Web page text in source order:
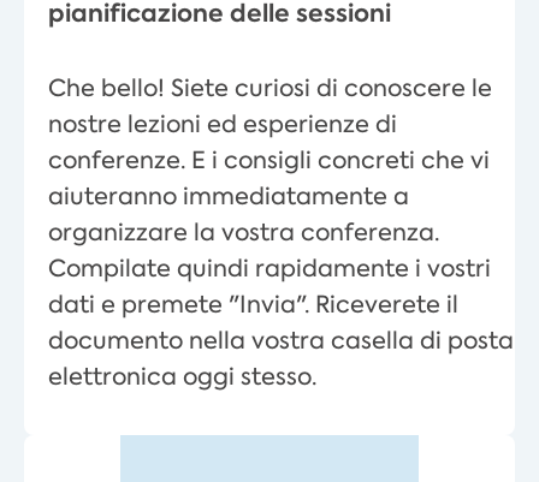
pianificazione delle sessioni
Che bello! Siete curiosi di conoscere le
nostre lezioni ed esperienze di
conferenze. E i consigli concreti che vi
aiuteranno immediatamente a
organizzare la vostra conferenza.
Compilate quindi rapidamente i vostri
dati e premete "Invia". Riceverete il
documento nella vostra casella di posta
elettronica oggi stesso.